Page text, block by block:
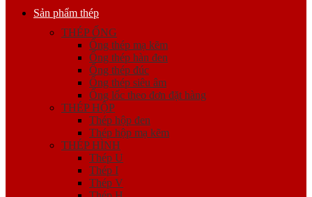
Sản phẩm thép
THÉP ỐNG
Ống thép mạ kẽm
Ống thép hàn đen
Ống thép đúc
Ống thép siêu âm
Ống lốc theo đơn đặt hàng
THÉP HỘP
Thép hộp đen
Thép hộp mạ kẽm
THÉP HÌNH
Thép U
Thép I
Thép V